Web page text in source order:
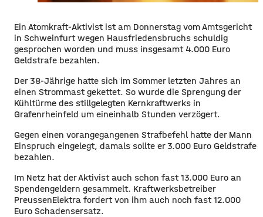
Ein Atomkraft-Aktivist ist am Donnerstag vom Amtsgericht
in Schweinfurt wegen Hausfriedensbruchs schuldig
gesprochen worden und muss insgesamt 4.000 Euro
Geldstrafe bezahlen.
Der 38-Jährige hatte sich im Sommer letzten Jahres an
einen Strommast gekettet. So wurde die Sprengung der
Kühltürme des stillgelegten Kernkraftwerks in
Grafenrheinfeld um eineinhalb Stunden verzögert.
Gegen einen vorangegangenen Strafbefehl hatte der Mann
Einspruch eingelegt, damals sollte er 3.000 Euro Geldstrafe
bezahlen.
Im Netz hat der Aktivist auch schon fast 13.000 Euro an
Spendengeldern gesammelt. Kraftwerksbetreiber
PreussenElektra fordert von ihm auch noch fast 12.000
Euro Schadensersatz.